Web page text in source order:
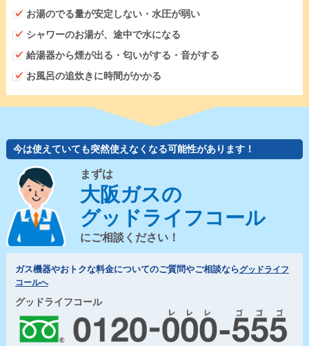
お湯のでる量が安定しない・水圧が弱い
シャワーのお湯が、途中で水になる
給湯器から煙が出る・匂いがする・音がする
お風呂の追炊きに時間がかかる
今は使えていても突然使えなくなる可能性があります！
まずは
大阪ガスの
グッドライフコール
にご相談ください！
ガス機器やおトクな料金についてのご質問やご相談ならグッドライフ
コールへ
グッドライフコール